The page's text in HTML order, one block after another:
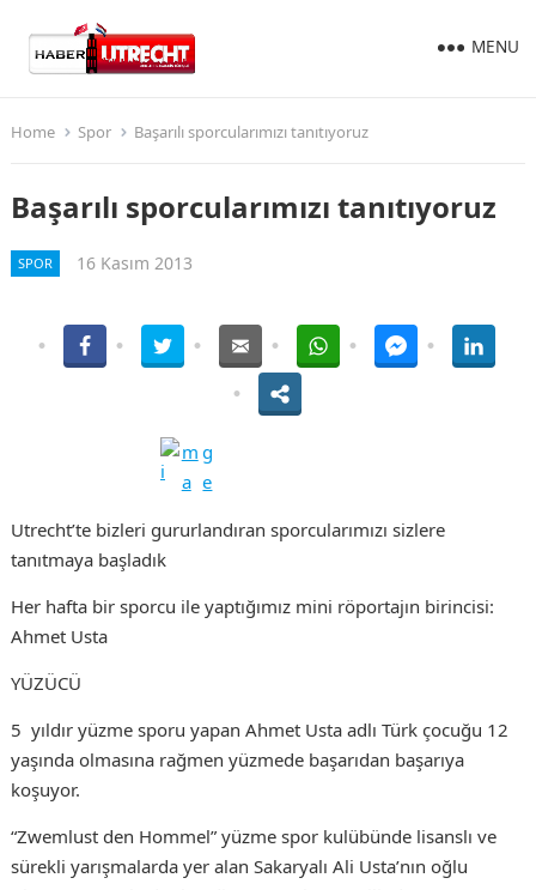
MENU
Home Spor Başarılı sporcularımızı tanıtıyoruz
Başarılı sporcularımızı tanıtıyoruz
SPOR 16 Kasım 2013
Utrecht’te bizleri gururlandıran sporcularımızı sizlere
tanıtmaya başladık
Her hafta bir sporcu ile yaptığımız mini röportajın birincisi:
Ahmet Usta
YÜZÜCÜ
5 yıldır yüzme sporu yapan Ahmet Usta adlı Türk çocuğu 12
yaşında olmasına rağmen yüzmede başarıdan başarıya
koşuyor.
“Zwemlust den Hommel” yüzme spor kulübünde lisanslı ve
sürekli yarışmalarda yer alan Sakaryalı Ali Usta’nın oğlu